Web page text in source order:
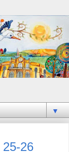
▼
25-26